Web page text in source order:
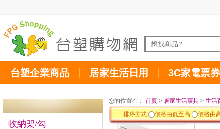
台塑企業商品 居家生活日用 3C家電票券
收納架/勾
您的位置在： 首頁 > 居家生活寢具 > 生活
排序方式
價格由低至高 價格由